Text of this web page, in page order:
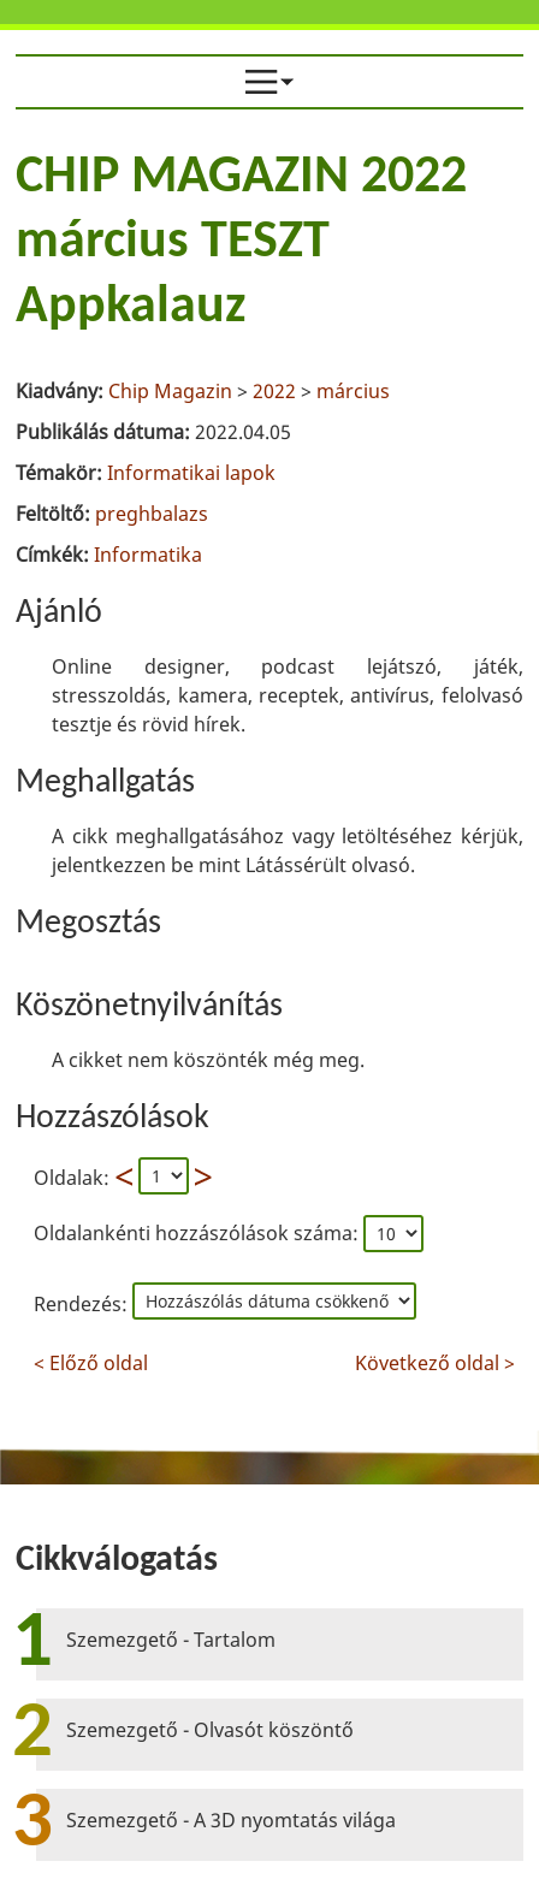
CHIP MAGAZIN 2022
március TESZT
Appkalauz
Kiadvány: Chip Magazin >2022 > március
Publikálás dátuma:2022.04.05
Témakör:Informatikai lapok
Feltöltő: preghbalazs
Címkék:Informatika
Ajánló
Online designer, podcast lejátszó, játék,
stresszoldás, kamera, receptek, antivírus, felolvasó
tesztje és rövid hírek.
Meghallgatás
A cikk meghallgatásához vagy letöltéséhez kérjük,
jelentkezzen be mint Látássérült olvasó.
Megosztás
Köszönetnyilvánítás
A cikket nem köszönték még meg.
Hozzászólások
Oldalak:
Oldalankénti hozzászólások száma:
Rendezés:
< Előző oldal Következő oldal >
Cikkválogatás
1 Szemezgető - Tartalom
2 Szemezgető - Olvasót köszöntő
3 Szemezgető - A 3D nyomtatás világa